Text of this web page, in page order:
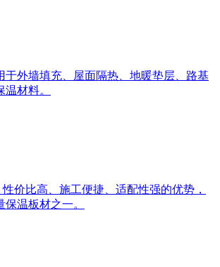
外墙填充、屋面隔热、地暖垫层、路基
材料。
价比高、施工便捷、适配性强的优势，
温板材之一。